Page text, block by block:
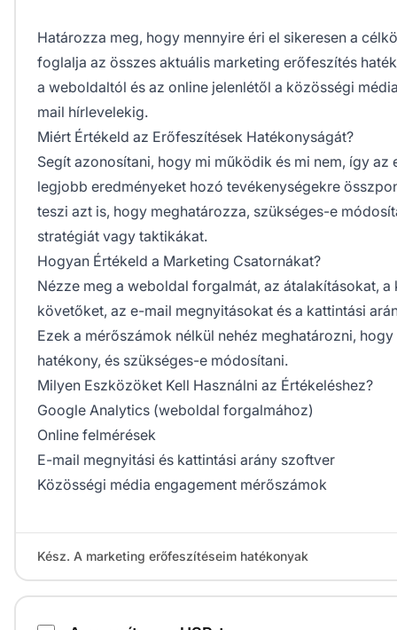
Határozza meg, hogy mennyire éri el sikeresen a
foglalja az összes aktuális marketing erőfeszítés
a weboldaltól és az online jelenlétől a közösségi
mail hírlevelekig.
Miért Értékeld az Erőfeszítések Hatékonyságát?
Segít azonosítani, hogy mi működik és mi nem, így az
legjobb eredményeket hozó tevékenységekre
teszi azt is, hogy meghatározza, szükséges-e
stratégiát vagy taktikákat.
Hogyan Értékeld a Marketing Csatornákat?
Nézze meg a weboldal forgalmát, az átalakításokat,
követőket, az e-mail megnyitásokat és a kattintási
Ezek a mérőszámok nélkül nehéz meghatározni,
hatékony, és szükséges-e módosítani.
Milyen Eszközöket Kell Használni az Értékeléshez?
Google Analytics (weboldal forgalmához)
Online felmérések
E-mail megnyitási és kattintási arány szoftver
Közösségi média engagement mérőszámok
Kész. A marketing erőfeszítéseim hatékonyak